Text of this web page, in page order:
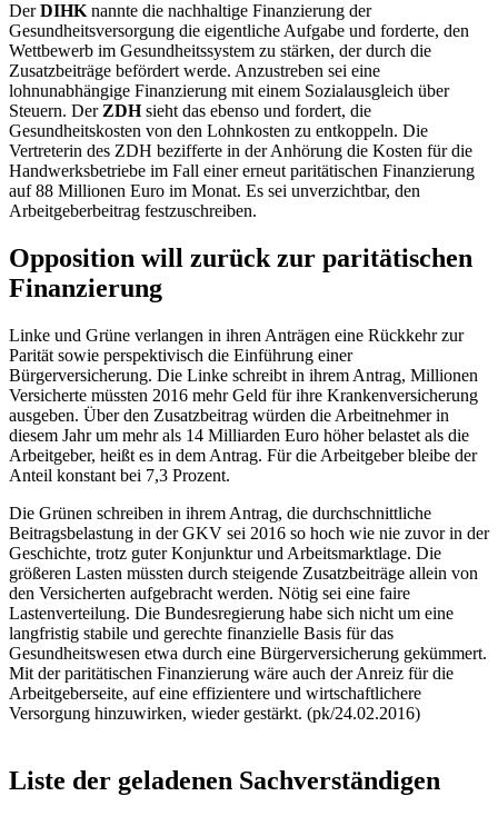
DerDIHK nannte die nachhaltige Finanzierung der
Gesundheitsversorgung die eigentliche Aufgabe und forderte, den
Wettbewerb im Gesundheitssystem zu stärken, der durch die
Zusatzbeiträge befördert werde. Anzustreben sei eine
lohnunabhängige Finanzierung mit einem Sozialausgleich über
Steuern. Der ZDHsieht das ebenso und fordert, die
Gesundheitskosten von den Lohnkosten zu entkoppeln. Die
Vertreterin des ZDH bezifferte in der Anhörung die Kosten für die
Handwerksbetriebe im Fall einer erneut paritätischen Finanzierung
auf 88 Millionen Euro im Monat. Es sei unverzichtbar, den
Arbeitgeberbeitrag festzuschreiben.
Opposition will zurück zur paritätischen
Finanzierung
Linke und Grüne verlangen in ihren Anträgen eine Rückkehr zur
Parität sowie perspektivisch die Einführung einer
Bürgerversicherung. Die Linke schreibt in ihrem Antrag, Millionen
Versicherte müssten 2016 mehr Geld für ihre Krankenversicherung
ausgeben. Über den Zusatzbeitrag würden die Arbeitnehmer in
diesem Jahr um mehr als 14 Milliarden Euro höher belastet als die
Arbeitgeber, heißt es in dem Antrag. Für die Arbeitgeber bleibe der
Anteil konstant bei 7,3 Prozent.
Die Grünen schreiben in ihrem Antrag, die durchschnittliche
Beitragsbelastung in der GKV sei 2016 so hoch wie nie zuvor in der
Geschichte, trotz guter Konjunktur und Arbeitsmarktlage. Die
größeren Lasten müssten durch steigende Zusatzbeiträge allein von
den Versicherten aufgebracht werden. Nötig sei eine faire
Lastenverteilung. Die Bundesregierung habe sich nicht um eine
langfristig stabile und gerechte finanzielle Basis für das
Gesundheitswesen etwa durch eine Bürgerversicherung gekümmert.
Mit der paritätischen Finanzierung wäre auch der Anreiz für die
Arbeitgeberseite, auf eine effizientere und wirtschaftlichere
Versorgung hinzuwirken, wieder gestärkt. (pk/24.02.2016)
Liste der geladenen Sachverständigen